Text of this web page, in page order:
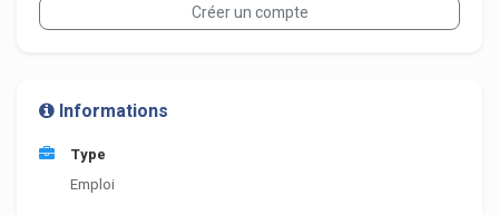
Créer un compte
Informations
Type
Emploi